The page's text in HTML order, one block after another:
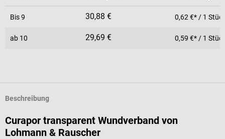
Bis9 30,88 € 0,62 €* / 1
ab 10 29,69 € 0,59 €* / 1
Beschreibung
Curapor transparent Wundverband von
Lohmann & Rauscher